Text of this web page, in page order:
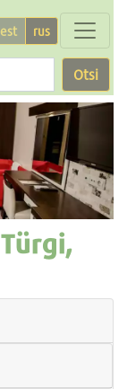
est rus
Otsi
Türgi,